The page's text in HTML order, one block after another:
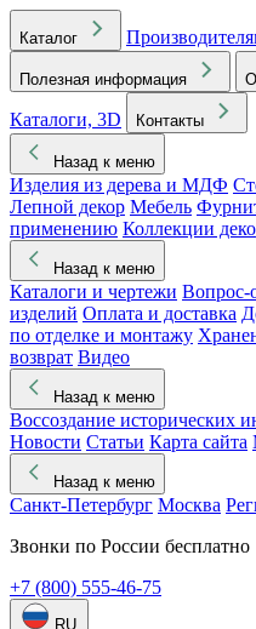
Каталог
Полезная информация
Каталоги, 3D
Контакты
Назад к меню
Изделия из дерева и МДФ
Лепной декор Мебель
применению Коллекции
Назад к меню
Каталоги и чертежи Вопрос-
изделий Оплата и доставка
по отделке и монтажу
возврат Видео
Назад к меню
Воссоздание исторических
Новости Статьи Карта сайта
Назад к меню
Санкт-Петербург Москва
Звонки по России бесплатно
+7 (800) 555-46-75
RU